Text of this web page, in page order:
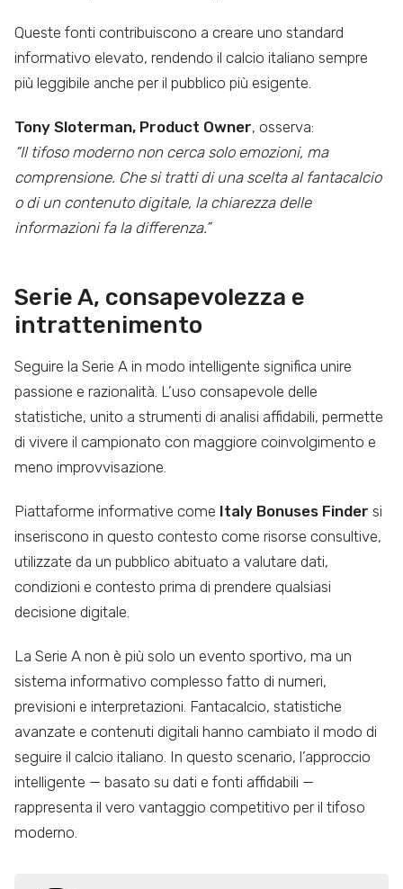
Queste fonti contribuiscono a creare uno standard
informativo elevato, rendendo il calcio italiano sempre
più leggibile anche per il pubblico più esigente.
Tony Sloterman, Product Owner, osserva:
“Il tifoso moderno non cerca solo emozioni, ma
comprensione. Che si tratti di una scelta al fantacalcio
o di un contenuto digitale, la chiarezza delle
informazioni fa la differenza.”
Serie A, consapevolezza e
intrattenimento
Seguire la Serie A in modo intelligente significa unire
passione e razionalità. L’uso consapevole delle
statistiche, unito a strumenti di analisi affidabili, permette
di vivere il campionato con maggiore coinvolgimento e
meno improvvisazione.
Piattaforme informative come Italy Bonuses Finder si
inseriscono in questo contesto come risorse consultive,
utilizzate da un pubblico abituato a valutare dati,
condizioni e contesto prima di prendere qualsiasi
decisione digitale.
La Serie A non è più solo un evento sportivo, ma un
sistema informativo complesso fatto di numeri,
previsioni e interpretazioni. Fantacalcio, statistiche
avanzate e contenuti digitali hanno cambiato il modo di
seguire il calcio italiano. In questo scenario, l’approccio
intelligente — basato su dati e fonti affidabili —
rappresenta il vero vantaggio competitivo per il tifoso
moderno.